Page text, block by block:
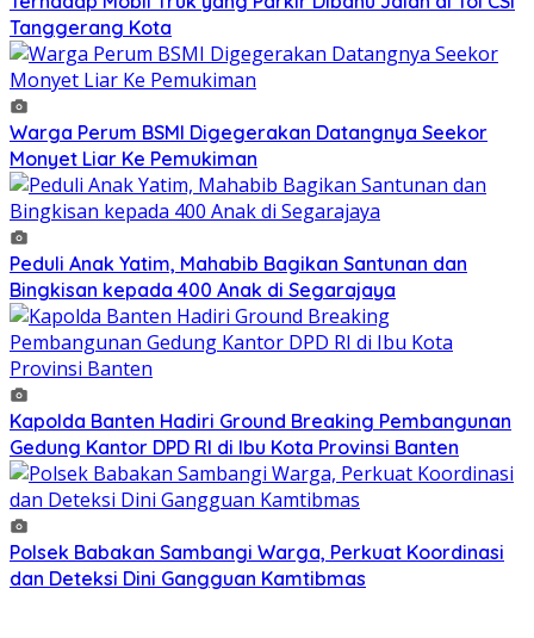
Tanggerang Kota
Warga Perum BSMI Digegerakan Datangnya Seekor
Monyet Liar Ke Pemukiman
Peduli Anak Yatim, Mahabib Bagikan Santunan dan
Bingkisan kepada 400 Anak di Segarajaya
Kapolda Banten Hadiri Ground Breaking Pembangunan
Gedung Kantor DPD RI di Ibu Kota Provinsi Banten
Polsek Babakan Sambangi Warga, Perkuat Koordinasi
dan Deteksi Dini Gangguan Kamtibmas